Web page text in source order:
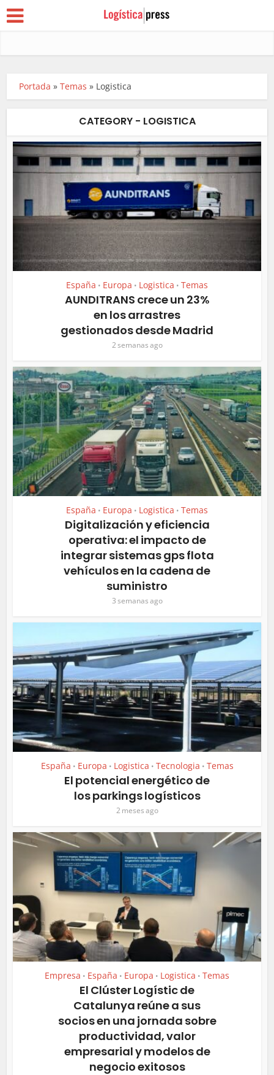
Portada »Temas » Logistica
CATEGORY - LOGISTICA
España • Europa • Logistica • Temas
AUNDITRANS crece un 23%
en los arrastres
gestionados desde Madrid
2 semanas ago
España • Europa • Logistica • Temas
Digitalización y eficiencia
operativa: el impacto de
integrar sistemas gps flota
vehículos en la cadena de
suministro
3 semanas ago
España • Europa • Logistica • Tecnologia • Temas
El potencial energético de
los parkings logísticos
2 meses ago
Empresa • España • Europa • Logistica • Temas
El Clúster Logístic de
Catalunya reúne a sus
socios en una jornada sobre
productividad, valor
empresarial y modelos de
negocio exitosos